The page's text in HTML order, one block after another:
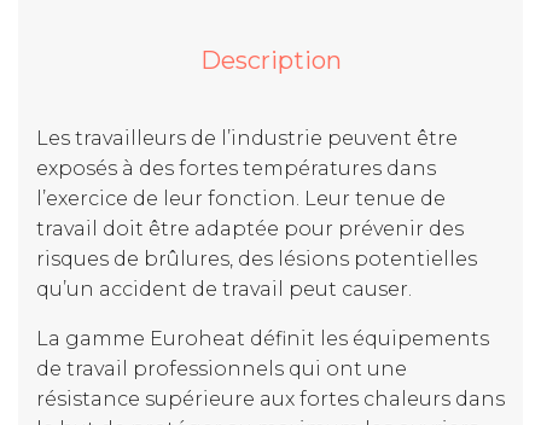
Description
Les travailleurs de l’industrie peuvent être
exposés à des fortes températures dans
l’exercice de leur fonction. Leur tenue de
travail doit être adaptée pour prévenir des
risques de brûlures, des lésions potentielles
qu’un accident de travail peut causer.
La gamme Euroheat définit les équipements
de travail professionnels qui ont une
résistance supérieure aux fortes chaleurs dans